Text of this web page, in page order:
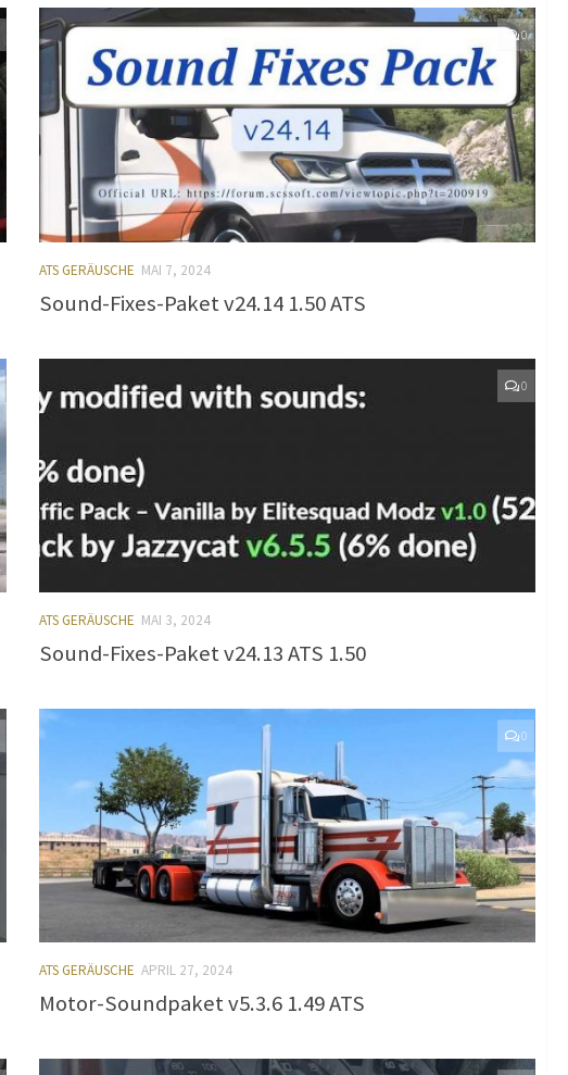
0
ATS GERÄUSCHE MAI 7, 2024
Sound-Fixes-Paket v24.14 1.50 ATS
0
ATS GERÄUSCHE MAI 3, 2024
Sound-Fixes-Paket v24.13 ATS 1.50
0
ATS GERÄUSCHE APRIL 27, 2024
Motor-Soundpaket v5.3.6 1.49 ATS